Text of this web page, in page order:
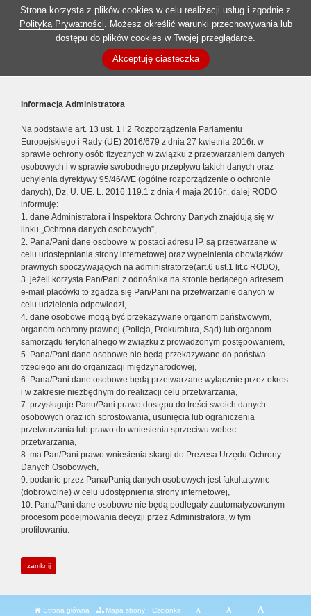
Strona korzysta z plików cookies w celu realizacji usług i zgodnie z
Polityką Prywatności. Możesz określić warunki przechowywania lub
dostępu do plików cookies w Twojej przeglądarce.
Akceptuję ciasteczka
Informacja Administratora
Na podstawie art. 13 ust. 1 i 2 Rozporządzenia Parlamentu
Europejskiego i Rady (UE) 2016/679 z dnia 27 kwietnia 2016r. w
sprawie ochrony osób fizycznych w związku z przetwarzaniem danych
osobowych i w sprawie swobodnego przepływu takich danych oraz
uchylenia dyrektywy 95/46/WE (ogólne rozporządzenie o ochronie
danych), Dz. U. UE. L. 2016.119.1 z dnia 4 maja 2016r., dalej RODO
informuję:
1. dane Administratora i Inspektora Ochrony Danych znajdują się w
linku „Ochrona danych osobowych”,
2. Pana/Pani dane osobowe w postaci adresu IP, są przetwarzane w
celu udostępniania strony internetowej oraz wypełnienia obowiązków
prawnych spoczywających na administratorze(art.6 ust.1 lit.c RODO),
3. jeżeli korzysta Pan/Pani z odnośnika na stronie będącego adresem
e-mail placówki to zgadza się Pan/Pani na przetwarzanie danych w
celu udzielenia odpowiedzi,
4. dane osobowe mogą być przekazywane organom państwowym,
organom ochrony prawnej (Policja, Prokuratura, Sąd) lub organom
samorządu terytorialnego w związku z prowadzonym postępowaniem,
5. Pana/Pani dane osobowe nie będą przekazywane do państwa
trzeciego ani do organizacji międzynarodowej,
6. Pana/Pani dane osobowe będą przetwarzane wyłącznie przez okres
i w zakresie niezbędnym do realizacji celu przetwarzania,
7. przysługuje Panu/Pani prawo dostępu do treści swoich danych
osobowych oraz ich sprostowania, usunięcia lub ograniczenia
przetwarzania lub prawo do wniesienia sprzeciwu wobec
przetwarzania,
8. ma Pan/Pani prawo wniesienia skargi do Prezesa Urzędu Ochrony
Danych Osobowych,
9. podanie przez Pana/Panią danych osobowych jest fakultatywne
(dobrowolne) w celu udostępnienia strony internetowej,
10. Pana/Pani dane osobowe nie będą podlegały zautomatyzowanym
procesom podejmowania decyzji przez Administratora, w tym
profilowaniu.
zamknij
Strona główna Mapa strony Czcionka